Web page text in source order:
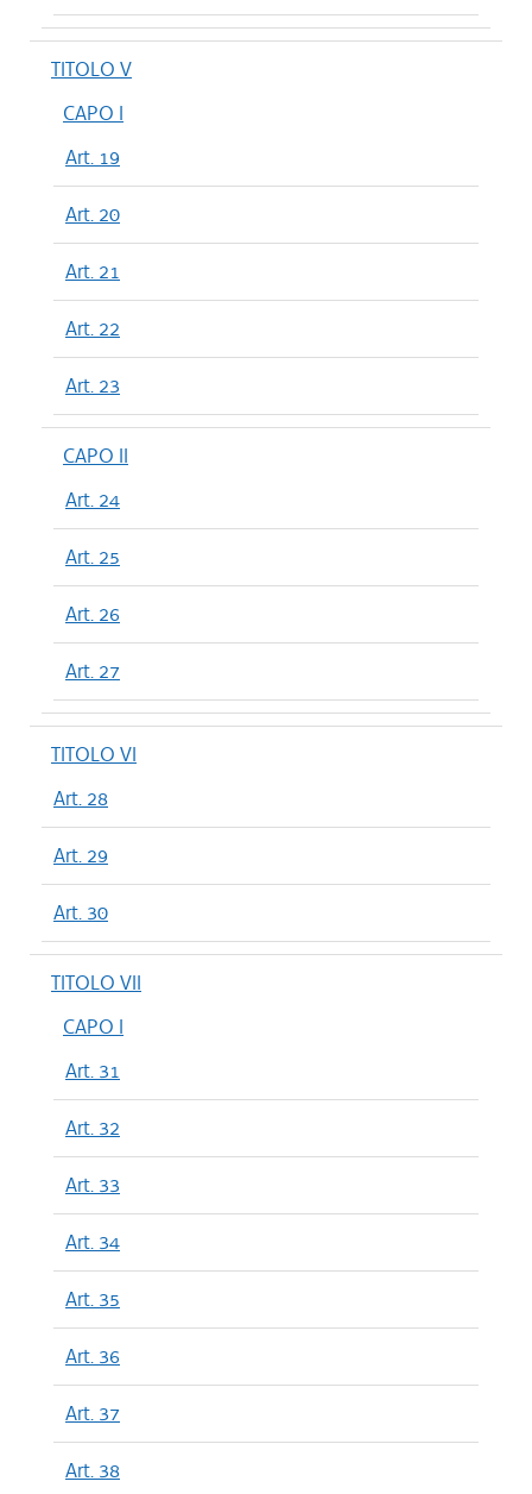
TITOLO V
CAPO I
Art. 19
Art. 20
Art. 21
Art. 22
Art. 23
CAPO II
Art. 24
Art. 25
Art. 26
Art. 27
TITOLO VI
Art. 28
Art. 29
Art. 30
TITOLO VII
CAPO I
Art. 31
Art. 32
Art. 33
Art. 34
Art. 35
Art. 36
Art. 37
Art. 38